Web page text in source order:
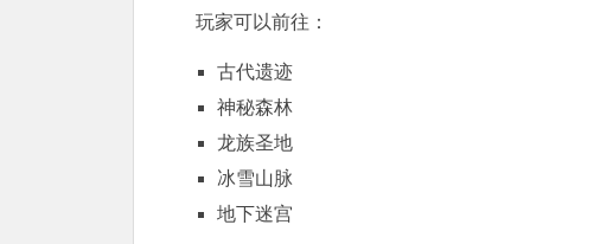
玩家可以前往：
古代遗迹
神秘森林
龙族圣地
冰雪山脉
地下迷宫